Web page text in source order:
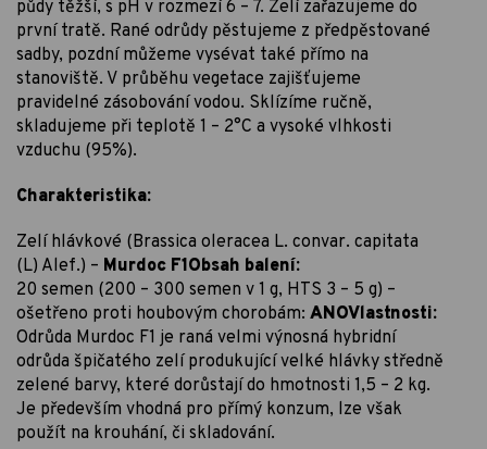
půdy těžší, s pH v rozmezí 6 – 7. Zelí zařazujeme do
první tratě. Rané odrůdy pěstujeme z předpěstované
sadby, pozdní můžeme vysévat také přímo na
stanoviště. V průběhu vegetace zajišťujeme
pravidelné zásobování vodou. Sklízíme ručně,
skladujeme při teplotě 1 – 2°C a vysoké vlhkosti
vzduchu (95%).
Charakteristika:
Zelí hlávkové (Brassica oleracea L. convar. capitata
(L) Alef.) – Murdoc F1Obsah balení:
20 semen (200 – 300 semen v 1 g, HTS 3 – 5 g) –
ošetřeno proti houbovým chorobám: ANOVlastnosti:
Odrůda Murdoc F1 je raná velmi výnosná hybridní
odrůda špičatého zelí produkující velké hlávky středně
zelené barvy, které dorůstají do hmotnosti 1,5 – 2 kg.
Je především vhodná pro přímý konzum, lze však
použít na krouhání, či skladování.